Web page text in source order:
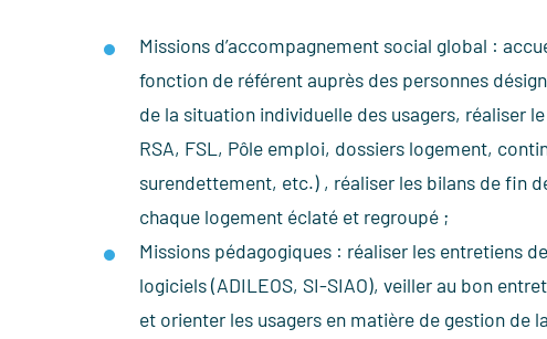
Missions d’accompagnement social global :
fonction de référent auprès des personnes
de la situation individuelle des usagers, réaliser
RSA, FSL, Pôle emploi, dossiers logement,
surendettement, etc.) , réaliser les bilans de fin
chaque logement éclaté et regroupé ;
Missions pédagogiques : réaliser les entretiens
logiciels (ADILEOS, SI-SIAO), veiller au bon
et orienter les usagers en matière de gestion de